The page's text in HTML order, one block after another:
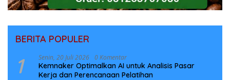
BERITA POPULER
1 Senin, 20 Juli 2026 0 Komentar
Kemnaker Optimalkan AI untuk Analisis Pasar
Kerja dan Perencanaan Pelatihan